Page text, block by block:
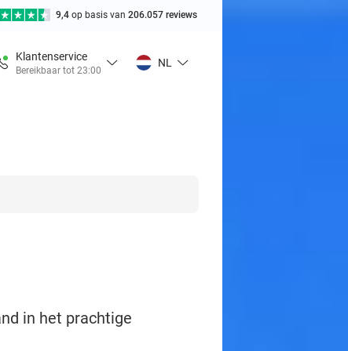
9,4 op basis van 206.057 reviews
Klantenservice
Bereikbaar tot 23:00
NL
in het prachtige